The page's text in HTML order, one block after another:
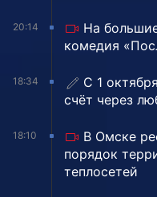
20:14
На
комедия
18:34
С 1
счёт через
18:10
В Омске
порядок
теплосетей